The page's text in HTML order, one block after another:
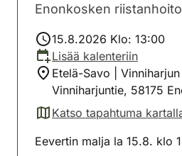
Enonkosken
15.8.2026 Klo: 13:00
Lisää kalenteriin
Etelä-Savo |
Vinniharjuntie, 58175
Katso tapahtuma
(avautuu uuteen
Eevertin malja la 15.8. klo